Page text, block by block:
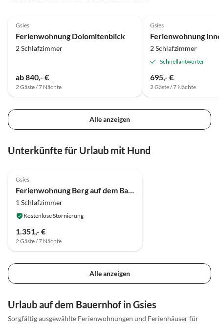
Gsies
Ferienwohnung Dolomitenblick
2 Schlafzimmer
ab 840,- €
2 Gäste / 7 Nächte
Gsies
Ferienwohnung
2 Schlafzimmer
Schnellantworter
695,- €
2 Gäste / 7 Nächte
Alle anzeigen
Unterkünfte für Urlaub mit Hund
Gsies
Ferienwohnung Berg auf dem Bauernhof
1 Schlafzimmer
Kostenlose Stornierung
1.351,- €
2 Gäste / 7 Nächte
Alle anzeigen
Urlaub auf dem Bauernhof in Gsies
Sorgfältig ausgewählte Ferienwohnungen und Ferienhäuser für